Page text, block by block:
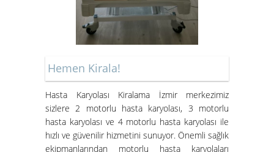
Kiralık Hasta Karyolası
Hasta Karyolası Muğla
Hemen Kirala!
Hasta Karyolası Kiralama İzmir merkezimiz
sizlere 2 motorlu hasta karyolası, 3 motorlu
hasta karyolası ve 4 motorlu hasta karyolası ile
hızlı ve güvenilir hizmetini sunuyor. Önemli sağlık
ekipmanlarından motorlu hasta karyolaları